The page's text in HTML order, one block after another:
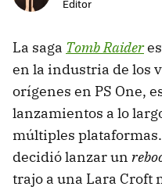
Editor
La saga Tomb Raider
en la industria de los
orígenes en PS One,
lanzamientos a lo
múltiples
decidió lanzar un
trajo a una Lara Croft